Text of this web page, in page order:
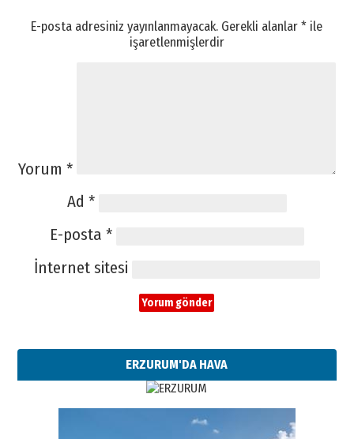
E-posta adresiniz yayınlanmayacak. Gerekli alanlar* ile
işaretlenmişlerdir
Yorum *
Ad *
E-posta *
İnternet sitesi
ERZURUM'DA HAVA